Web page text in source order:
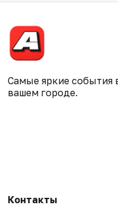
Самые яркие события
вашем городе.
Контакты